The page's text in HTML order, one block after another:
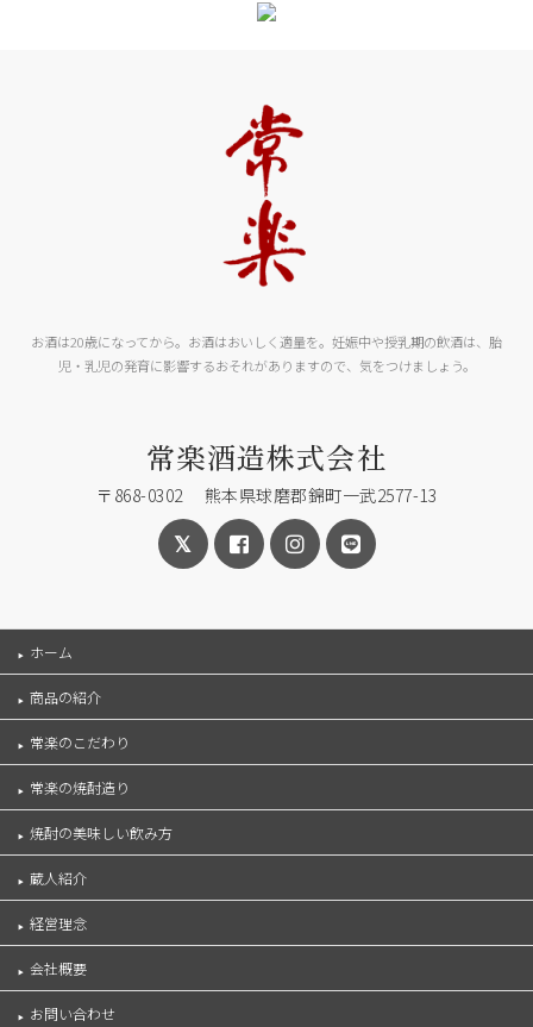
お酒は20歳になってから。お酒はおいしく適量を。妊娠中や授乳期の飲酒は、胎
児・乳児の発育に影響するおそれがありますので、気をつけましょう。
常楽酒造株式会社
〒868-0302 熊本県球磨郡錦町一武2577-13
ホーム
商品の紹介
常楽のこだわり
常楽の焼酎造り
焼酎の美味しい飲み方
蔵人紹介
経営理念
会社概要
お問い合わせ